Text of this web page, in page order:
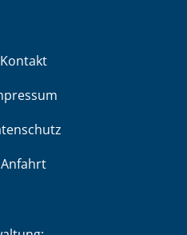
Kontakt
Anfahrt